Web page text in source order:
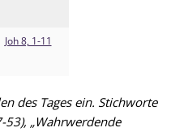
Joh 8, 1-11
des Tages ein. Stichworte
53), „Wahrwerdende